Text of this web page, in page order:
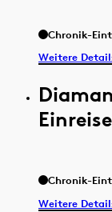
Chronik-
Weitere
Chronik-
Weitere